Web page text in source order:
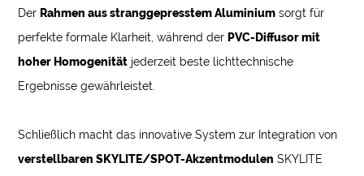
Der Rahmen aus stranggepresstem Aluminium sorgt für
perfekte formale Klarheit, während der PVC-Diffusor mit
hoher Homogenität jederzeit beste lichttechnische
Ergebnisse gewährleistet.
Schließlich macht das innovative System zur Integration von
verstellbaren SKYLITE/SPOT-Akzentmodulen SKYLITE